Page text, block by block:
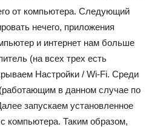
от компьютера. Следующий
нечего, приложения
и интернет нам больше
(на всех трех есть
Настройки / Wi-Fi. Среди
в данном случае по
запускаем установленное
компьютера. Таким образом,